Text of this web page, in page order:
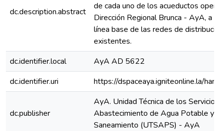
dc.description.abstract
de cada uno de los acueductos
Dirección Regional Brunca - AyA, a
línea base de las redes de
existentes.
dc.identifier.local
AyA AD 5622
dc.identifier.uri
https://dspaceaya.igniteonline.la/
dc.publisher
AyA. Unidad Técnica de los
Abastecimiento de Agua Potable y
Saneamiento (UTSAPS) - AyA